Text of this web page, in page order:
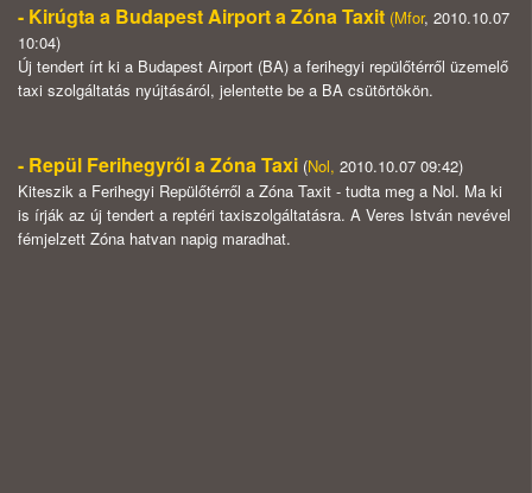
- Kirúgta a Budapest Airport a Zóna Taxit (Mfor, 2010.10.07
10:04)
Új tendert írt ki a Budapest Airport (BA) a ferihegyi repülőtérről üzemelő
taxi szolgáltatás nyújtásáról, jelentette be a BA csütörtökön.
- Repül Ferihegyről a Zóna Taxi (Nol, 2010.10.07 09:42)
Kiteszik a Ferihegyi Repülőtérről a Zóna Taxit - tudta meg a Nol. Ma ki
is írják az új tendert a reptéri taxiszolgáltatásra. A Veres István nevével
fémjelzett Zóna hatvan napig maradhat.